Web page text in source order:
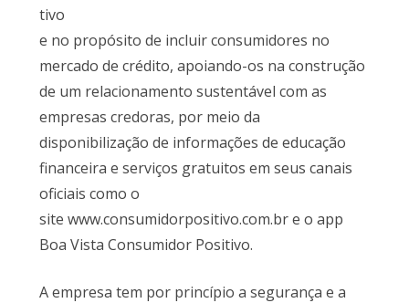
tivo
e no propósito de incluir consumidores no
mercado de crédito, apoiando-os na construção
de um relacionamento sustentável com as
empresas credoras, por meio da
disponibilização de informações de educação
financeira e serviços gratuitos em seus canais
oficiais como o
site www.consumidorpositivo.com.br e o app
Boa Vista Consumidor Positivo.
A empresa tem por princípio a segurança e a